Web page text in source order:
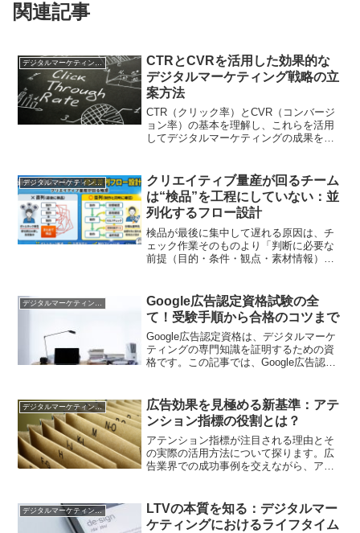
関連記事
デジタルマーケティング基礎
CTRとCVRを活用した効果的な
デジタルマーケティング戦略の立
案方法
CTR（クリック率）とCVR（コンバージ
ョン率）の基本を理解し、これらを活用
してデジタルマーケティングの成果を高
デジタルマーケティング基礎
クリエイティブ量産が回るチーム
は“検品”を工程にしていない：並
列化するフロー設計
検品が最後に集中して遅れる原因は、チ
ェック作業そのものより「判断に必要な
前提（目的・条件・観点・素材情報）が
作と同時に前提確認・観点共有・セルフ
チェックを進め、例外だけをエスカレー
ションして最終承認を軽くする並列フロ
ーを解説。提出テンプレと例外ルートで
差し戻し連鎖を減らし、量産を回す設計
を提示します
Google広告認定資格試験の全
て！受験手順から合格のコツまで
Google広告認定資格は、デジタルマーケ
ティングの専門知識を証明するための資
格です。この記事では、Google広告認定
を詳しく紹介し、合格するためのコツや
注意点も解説します。
デジタルマーケティング基礎
広告効果を見極める新基準：アテ
ンション指標の役割とは？
アテンション指標が注目される理由とそ
の実際の活用方法について探ります。広
告業界での成功事例を交えながら、アテ
デジタルマーケティング基礎
LTVの本質を知る：デジタルマー
ケティングにおけるライフタイム